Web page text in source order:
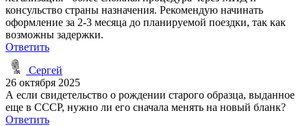
консульство страны назначения. Рекомендую начинать
оформление за 2-3 месяца до планируемой поездки, так как
возможны задержки.
Ответить
Сергей
26 октября 2025
А если свидетельство о рождении старого образца, выданное
еще в СССР, нужно ли его сначала менять на новый бланк?
Ответить